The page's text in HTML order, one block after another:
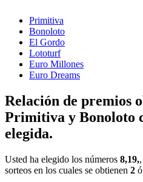
Primitiva
Bonoloto
El Gordo
Lototurf
Euro Millones
Euro Dreams
Relación de premios
Primitiva y Bonoloto
elegida.
Usted ha elegido los números 8,19,
sorteos en los cuales se obtienen 2